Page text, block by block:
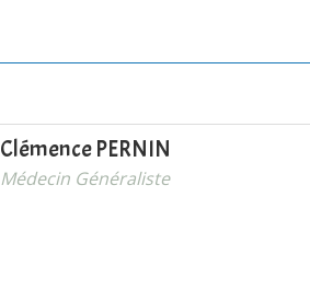
Clémence PERNIN
Médecin Généraliste